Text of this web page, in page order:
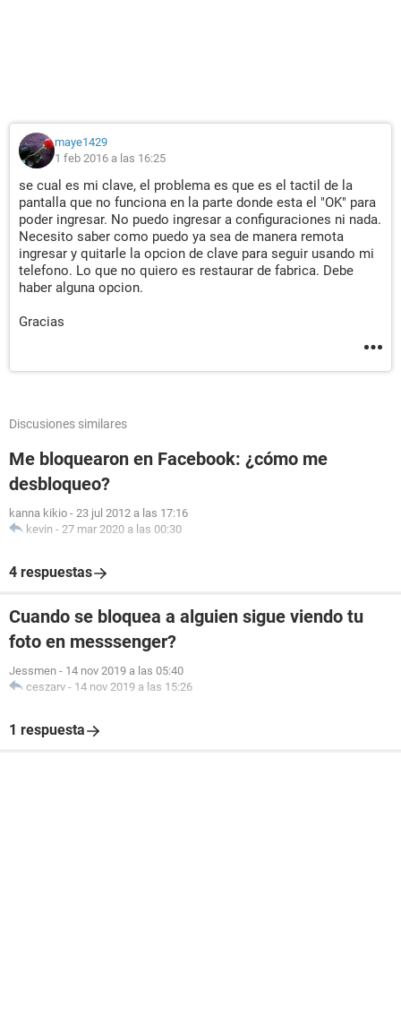
maye1429
1 feb 2016 a las 16:25
se cual es mi clave, el problema es que es el tactil de la
pantalla que no funciona en la parte donde esta el "OK" para
poder ingresar. No puedo ingresar a configuraciones ni nada.
Necesito saber como puedo ya sea de manera remota
ingresar y quitarle la opcion de clave para seguir usando mi
telefono. Lo que no quiero es restaurar de fabrica. Debe
haber alguna opcion.
Gracias
Discusiones similares
Me bloquearon en Facebook: ¿cómo me
desbloqueo?
kanna kikio - 23 jul 2012 a las 17:16
kevin - 27 mar 2020 a las 00:30
4 respuestas
Cuando se bloquea a alguien sigue viendo tu
foto en messsenger?
Jessmen - 14 nov 2019 a las 05:40
ceszarv - 14 nov 2019 a las 15:26
1 respuesta